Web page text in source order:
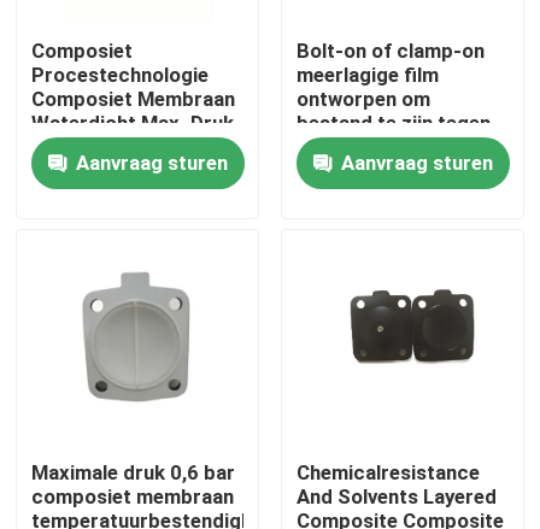
Over ons
Composiet
Procestechnologie
Composiet Membraan
Waterdicht Max. Druk
0,6 Bar Ontworpen
voor Langdurige
Prestaties
Aanvraag sturen
Bolt-on of clamp-on
meerlagige film
ontworpen om
bestand te zijn tegen
chemische stoffen en
oplosmiddelen die de
prestaties van
Aanvraag sturen
Maximale druk 0,6 bar
composiet membraan
temperatuurbestendigheid
Chemicalresistance
And Solvents Layered
Composite Composite